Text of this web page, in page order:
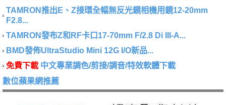
TAMRON推出E、Z接環全幅無反光鏡相機用鏡12-20mm
F2.8...
TAMRON發布Z和RF卡口17-70mm F/2.8 Di III-A...
BMD發佈UltraStudio Mini 12G I/O新品...
免費下載 中文專業調色/剪接/調音/特效軟體下載
數位蘋果網推薦